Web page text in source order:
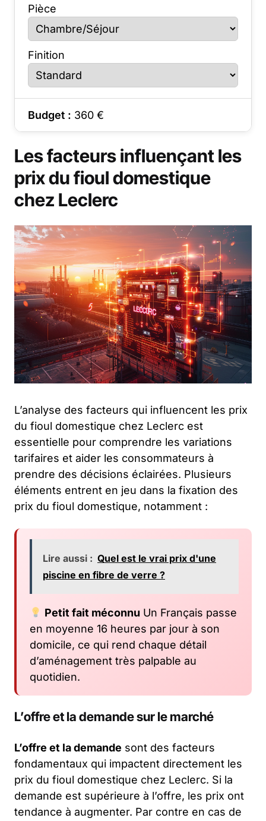
Pièce
Finition
Budget : 360 €
Les facteurs influençant les
prix du fioul domestique
chez Leclerc
L’analyse des facteurs qui influencent les prix
du fioul domestique chez Leclerc est
essentielle pour comprendre les variations
tarifaires et aider les consommateurs à
prendre des décisions éclairées. Plusieurs
éléments entrent en jeu dans la fixation des
prix du fioul domestique, notamment :
Lire aussi : Quel est le vrai prix d'une
piscine en fibre de verre ?
Petit fait méconnu Un Français passe
en moyenne 16 heures par jour à son
domicile, ce qui rend chaque détail
d’aménagement très palpable au
quotidien.
L’offre et la demande sur le marché
L’offre et la demande sont des facteurs
fondamentaux qui impactent directement les
prix du fioul domestique chez Leclerc. Si la
demande est supérieure à l’offre, les prix ont
tendance à augmenter. Par contre en cas de